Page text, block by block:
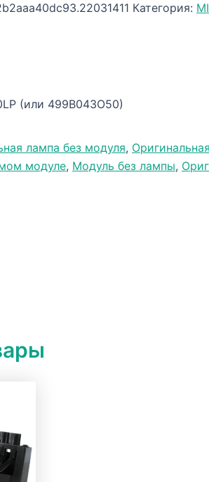
Категория:
(или 499B043O50)
лампа без модуля,
модуле, Модуль без лампы,